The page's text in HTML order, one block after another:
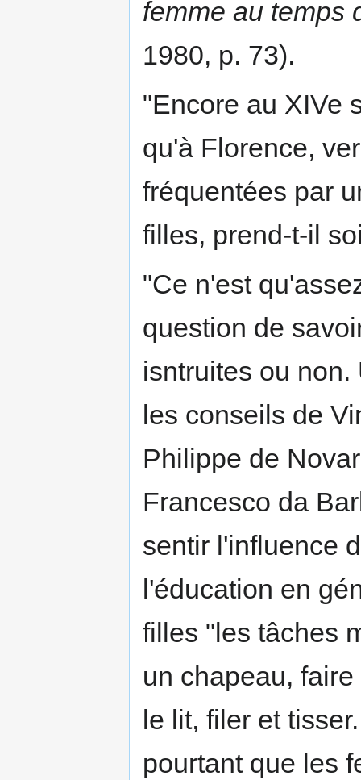
femme au temps
1980, p. 73).
"Encore au XIVe
qu'à Florence,
fréquentées par
filles, prend-t-il
"Ce n'est
question de
isntruites ou
les conseils de
Philippe de
Francesco da
sentir l'influence
l'éducation en
filles "les tâches
un chapeau,
le lit, filer et
pourtant que les